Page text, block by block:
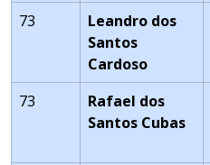
73
Leandro dos
Santos
Cardoso
73
Rafael dos
Santos Cubas